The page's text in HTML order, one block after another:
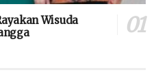
Wisuda